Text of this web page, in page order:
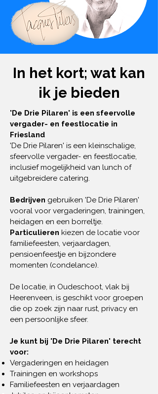
In het kort; wat kan
ik je bieden
'De Drie Pilaren' is een sfeervolle
vergader- en feestlocatie in
Friesland
'De Drie Pilaren' is een kleinschalige,
sfeervolle vergader- en feestlocatie,
inclusief mogelijkheid van lunch of
uitgebreidere catering.
Bedrijven gebruiken 'De Drie Pilaren'
vooral voor vergaderingen, trainingen,
heidagen en een borreltje.
Particulieren kiezen de locatie voor
familiefeesten, verjaardagen,
pensioenfeestje en bijzondere
momenten (condelance).
De locatie, in Oudeschoot, vlak bij
Heerenveen, is geschikt voor groepen
die op zoek zijn naar rust, privacy en
een persoonlijke sfeer.
Je kunt bij 'De Drie Pilaren' terecht
voor:
Vergaderingen en heidagen
Trainingen en workshops
Familiefeesten en verjaardagen